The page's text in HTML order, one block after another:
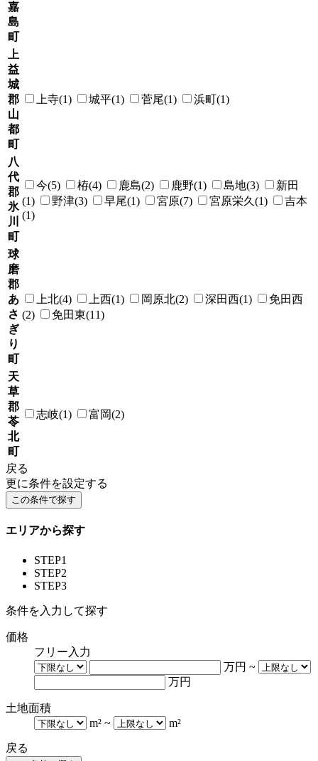
嘉
島
町
上
益
城
郡
山
都
町
上寺(1) 城平(1) 菅尾(1) 浜町(1)
八
代
郡
氷
川
町
今(5) 栫(4) 鹿島(2) 鹿野(1) 島地(3)
新田
(1)
野津(3) 早尾(1) 宮原(7) 宮原栄久(1)
吉本
(1)
球
磨
郡
あ
さ
ぎ
り
町
上北(4) 上西(1) 岡原北(2) 深田西(1)
免田西
(2)
免田東(11)
天
草
郡
苓
北
町
志岐(1) 富岡(2)
戻る
更に条件を設定する
エリアから探す
STEP1
STEP2
STEP3
条件を入力して探す
価格
フリー入力
万円 ~
万円
土地面積
m² ~ m²
戻る